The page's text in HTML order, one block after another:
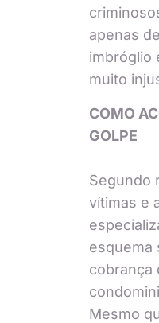
apenas
imbróglio
muito
COMO
GOLPE
Segundo
vítimas e
esquema
cobrança
Mesmo